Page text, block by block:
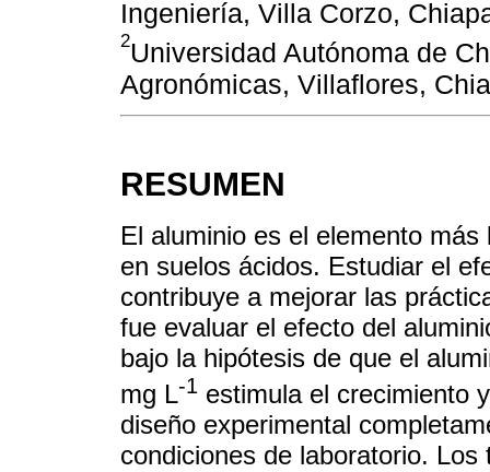
Ingeniería, Villa Corzo,
2Universidad Autónoma de
Agronómicas, Villaflores,
RESUMEN
El aluminio es el elemento
en suelos ácidos. Estudiar el
contribuye a mejorar las
fue evaluar el efecto del
bajo la hipótesis de que el
mg L-1 estimula el crecimiento
diseño experimental
condiciones de laboratorio.